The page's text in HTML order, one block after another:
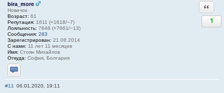
bira_more
Новичок
Возраст: 61
Репутация: 1611 (+1618/−7)
Лояльность: 7648 (+7661/−13)
Сообщения: 283
Зарегистрирован: 21.08.2014
С нами: 11 лет 11 месяцев
Имя: Стоян Михайлов
Откуда: София, Болгария
Отправить личное сообщение
1
#11 06.01.2020, 19:11